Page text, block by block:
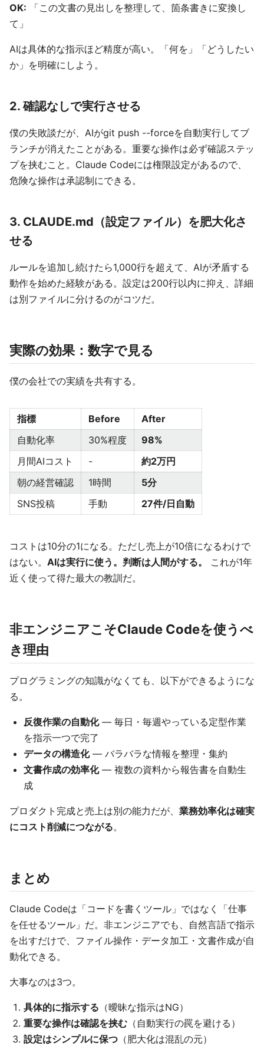
OK: 「この文書の見出しを整理して、箇条書きに変換し
て」
AIは具体的な指示ほど精度が高い。「何を」「どうしたい
か」を明確にしよう。
2. 確認なしで実行させる
僕の失敗談だが、AIがgit push --forceを自動実行してブ
ランチが消えたことがある。重要な操作は必ず確認ステッ
プを挟むこと。Claude Codeには権限設定があるので、
危険な操作は承認制にできる。
3. CLAUDE.md（設定ファイル）を肥大化さ
せる
ルールを追加し続けたら1,000行を超えて、AIが矛盾する
動作を始めた経験がある。設定は200行以内に抑え、詳細
は別ファイルに分けるのがコツだ。
実際の効果：数字で見る
僕の会社での実績を共有する。
指標 Before
After
自動化率
30%程度
98%
月間AIコスト
-
約2万円
朝の経営確認
1時間
5分
SNS投稿
手動 27件/日自動
コストは10分の1になる。ただし売上が10倍になるわけで
はない。 AIは実行に使う。判断は人間がする。
これが1年
近く使って得た最大の教訓だ。
非エンジニアこそClaude Codeを使うべ
き理由
プログラミングの知識がなくても、以下ができるようにな
る。
反復作業の自動化— 毎日・毎週やっている定型作業
を指示一つで完了
データの構造化— バラバラな情報を整理・集約
文書作成の効率化— 複数の資料から報告書を自動生
成
プロダクト完成と売上は別の能力だが、 業務効率化は確実
にコスト削減につながる。
まとめ
Claude Codeは「コードを書くツール」ではなく「仕事
を任せるツール」だ。非エンジニアでも、自然言語で指示
を出すだけで、ファイル操作・データ加工・文書作成が自
動化できる。
大事なのは3つ。
具体的に指示する （曖昧な指示はNG）
重要な操作は確認を挟む （自動実行の罠を避ける）
設定はシンプルに保つ （肥大化は混乱の元）